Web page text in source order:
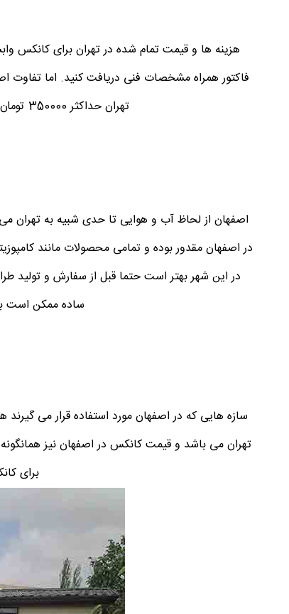
هزینه ها و قیمت تمام شده در تهران برای کانکس
فاکتور همراه مشخصات فنی دریافت کنید. اما
تهران حداکثر 350000 تومان و حومه شهر حداکثر 500000 تومان بنا به اعلام باربری ها می باشد.
اصفهان از لحاظ آب و هوایی تا حدی شبیه به تهران
در اصفهان مقدور بوده و تمامی محصولات مانند
در این شهر بهتر است حتما قبل از سفارش و
ساده ممکن است
سازه هایی که در اصفهان مورد استفاده قرار می
تهران می باشد و قیمت کانکس در اصفهان نیز همانگونه
برای کانکس